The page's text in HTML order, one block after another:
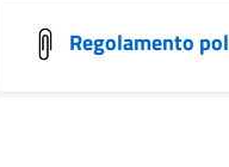
Regolamento